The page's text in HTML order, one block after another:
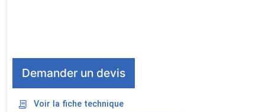
Demander un devis
Voir la fiche technique